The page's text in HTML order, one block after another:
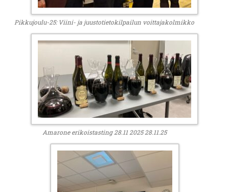
Pikkujoulu-25: Viini- ja juustotietokilpailun voittajakolmikko
Amarone erikoistasting 28.11 2025 28.11.25